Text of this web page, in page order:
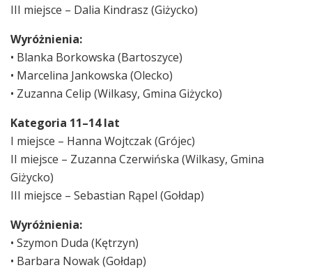
III miejsce – Dalia Kindrasz (Giżycko)
Wyróżnienia:
• Blanka Borkowska (Bartoszyce)
• Marcelina Jankowska (Olecko)
• Zuzanna Celip (Wilkasy, Gmina Giżycko)
Kategoria 11–14 lat
I miejsce – Hanna Wojtczak (Grójec)
II miejsce – Zuzanna Czerwińska (Wilkasy, Gmina
Giżycko)
III miejsce – Sebastian Rąpel (Gołdap)
Wyróżnienia:
• Szymon Duda (Kętrzyn)
• Barbara Nowak (Gołdap)